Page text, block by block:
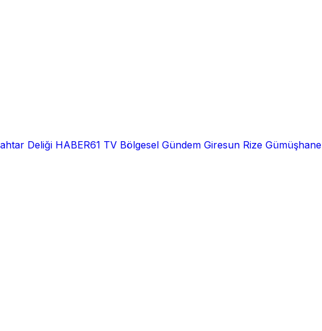
Deliği HABER61 TV Bölgesel Gündem Giresun Rize Gümüşhane